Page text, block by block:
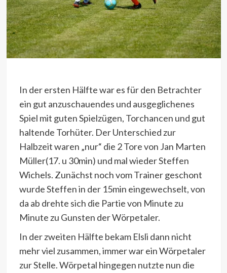
In der ersten Hälfte war es für den Betrachter
ein gut anzuschauendes und ausgeglichenes
Spiel mit guten Spielzügen, Torchancen und gut
haltende Torhüter. Der Unterschied zur
Halbzeit waren „nur“ die 2 Tore von Jan Marten
Müller(17. u 30min) und mal wieder Steffen
Wichels. Zunächst noch vom Trainer geschont
wurde Steffen in der 15min eingewechselt, von
da ab drehte sich die Partie von Minute zu
Minute zu Gunsten der Wörpetaler.
In der zweiten Hälfte bekam Elsli dann nicht
mehr viel zusammen, immer war ein Wörpetaler
zur Stelle. Wörpetal hingegen nutzte nun die